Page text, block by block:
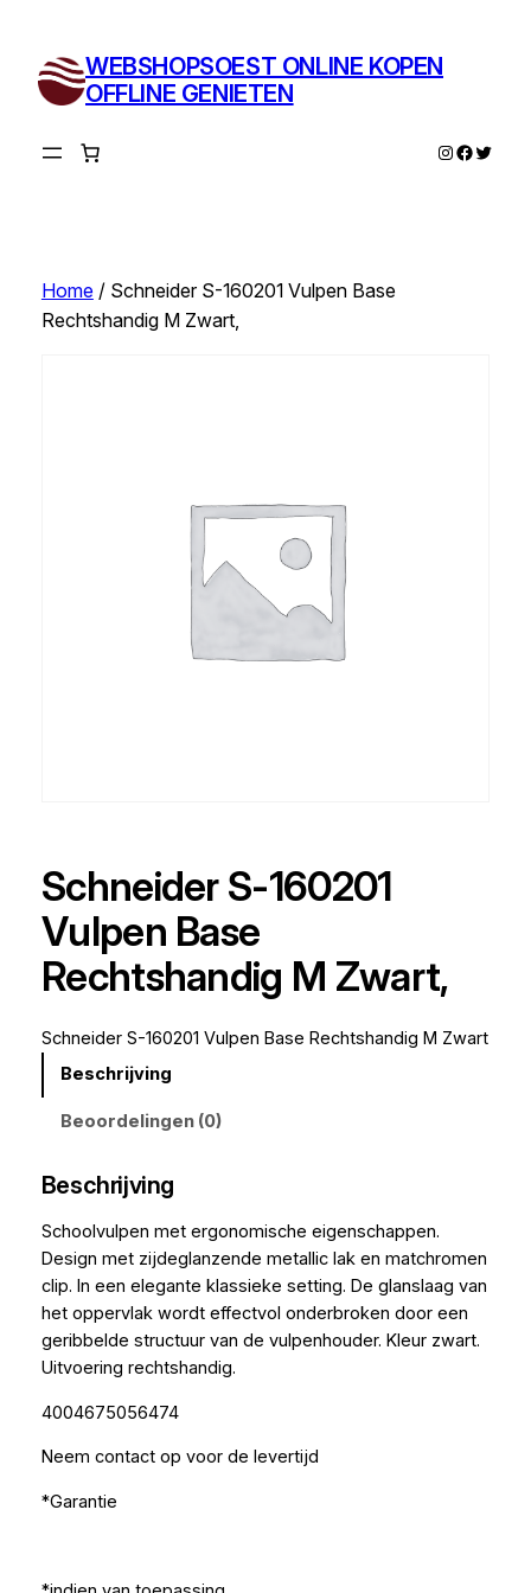
inhoud
WEBSHOPSOEST ONLINE KOPEN
OFFLINE GENIETEN
Instagram
Twitter
Home/ Schneider S-160201 Vulpen Base
Rechtshandig M Zwart,
Schneider S-160201
Vulpen Base
Rechtshandig M Zwart,
Schneider S-160201 Vulpen Base Rechtshandig M Zwart
Beschrijving
Beoordelingen (0)
Beschrijving
Schoolvulpen met ergonomische eigenschappen.
Design met zijdeglanzende metallic lak en matchromen
clip. In een elegante klassieke setting. De glanslaag van
het oppervlak wordt effectvol onderbroken door een
geribbelde structuur van de vulpenhouder. Kleur zwart.
Uitvoering rechtshandig.
4004675056474
Neem contact op voor de levertijd
*Garantie